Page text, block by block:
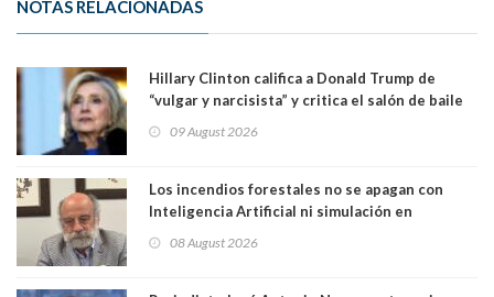
NOTAS RELACIONADAS
Hillary Clinton califica a Donald Trump de
“vulgar y narcisista” y critica el salón de baile
casa. Y la está destruyendo”
09 August 2026
Los incendios forestales no se apagan con
Inteligencia Artificial ni simulación en
Magister en Asentamientos Humanos PUC
08 August 2026